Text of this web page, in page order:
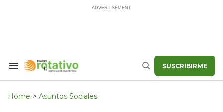
Search
Navigation
Buscar SUSCRIBIRME
Home > Asuntos Sociales